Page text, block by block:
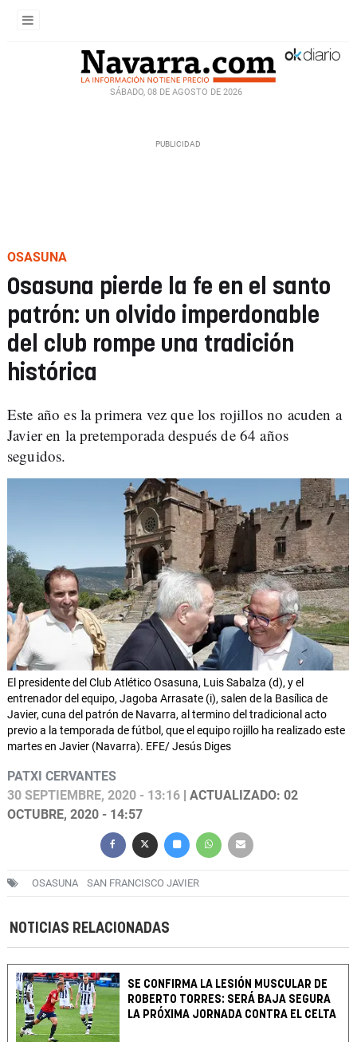
SÁBADO, 08 DE AGOSTO DE 2026
OSASUNA
Osasuna pierde la fe en el santo
patrón: un olvido imperdonable
del club rompe una tradición
histórica
Este año es la primera vez que los rojillos no acuden a
Javier en la pretemporada después de 64 años
seguidos.
El presidente del Club Atlético Osasuna, Luis Sabalza (d), y el
entrenador del equipo, Jagoba Arrasate (i), salen de la Basílica de
Javier, cuna del patrón de Navarra, al termino del tradicional acto
previo a la temporada de fútbol, que el equipo rojillo ha realizado este
martes en Javier (Navarra). EFE/ Jesús Diges
PATXI CERVANTES
30 SEPTIEMBRE, 2020 - 13:16 | ACTUALIZADO: 02
OCTUBRE, 2020 - 14:57
OSASUNA SAN FRANCISCO JAVIER
NOTICIAS RELACIONADAS
SE CONFIRMA LA LESIÓN MUSCULAR DE
ROBERTO TORRES: SERÁ BAJA SEGURA
LA PRÓXIMA JORNADA CONTRA EL CELTA